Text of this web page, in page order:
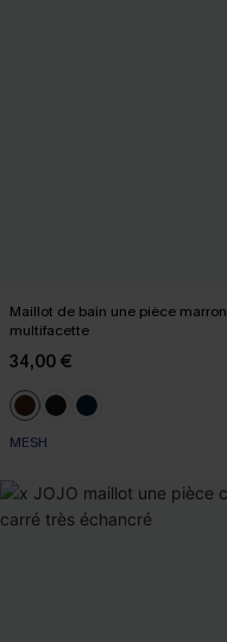
Maillot de bain une pièce marron
multifacette
34,00 €
MESH